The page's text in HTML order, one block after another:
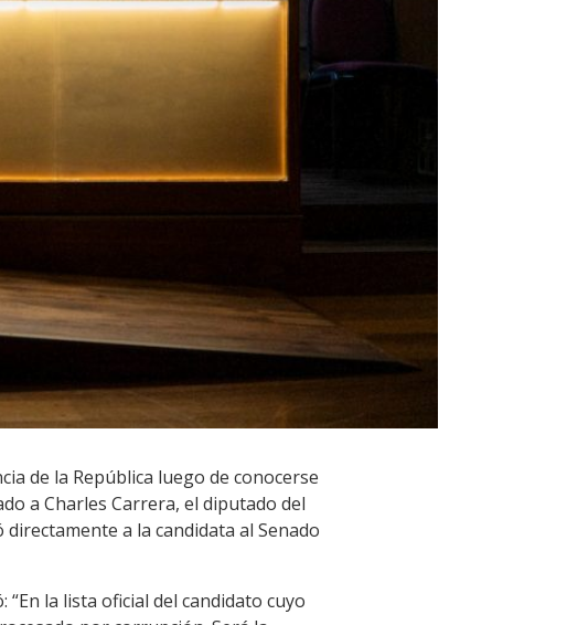
de la República luego de conocerse
a Charles Carrera, el diputado del
a la candidata al Senado
la lista oficial del candidato cuyo